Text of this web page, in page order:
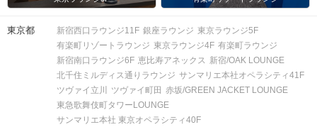
完了していない場合は、ご参加いた
①公式アプリのダウンロード ・ログイ
ン
②本人確認書類の事前アップロード
キャンセル
について
ご予約手続き完了後、お客様都合によ
りキャンセルされた場合、参加費と同
額のキャンセル料が発生します。
東京都 新宿西口ラウンジ11F 銀座ラウンジ 東京ラウンジ5F
有楽町リゾートラウンジ 東京ラウンジ4F 有楽町ラウンジ
新宿南口ラウンジ6F 恵比寿アネックス 新宿/OAK LOUNGE
北千住ミルディス通りラウンジ サンマリエ本社オペラシティ41F
ツヴァイ立川
ツヴァイ町田 赤坂/GREEN JACKET LOUNGE
東急歌舞伎町タワーLOUNGE
サンマリエ本社 東京オペラシティ40F